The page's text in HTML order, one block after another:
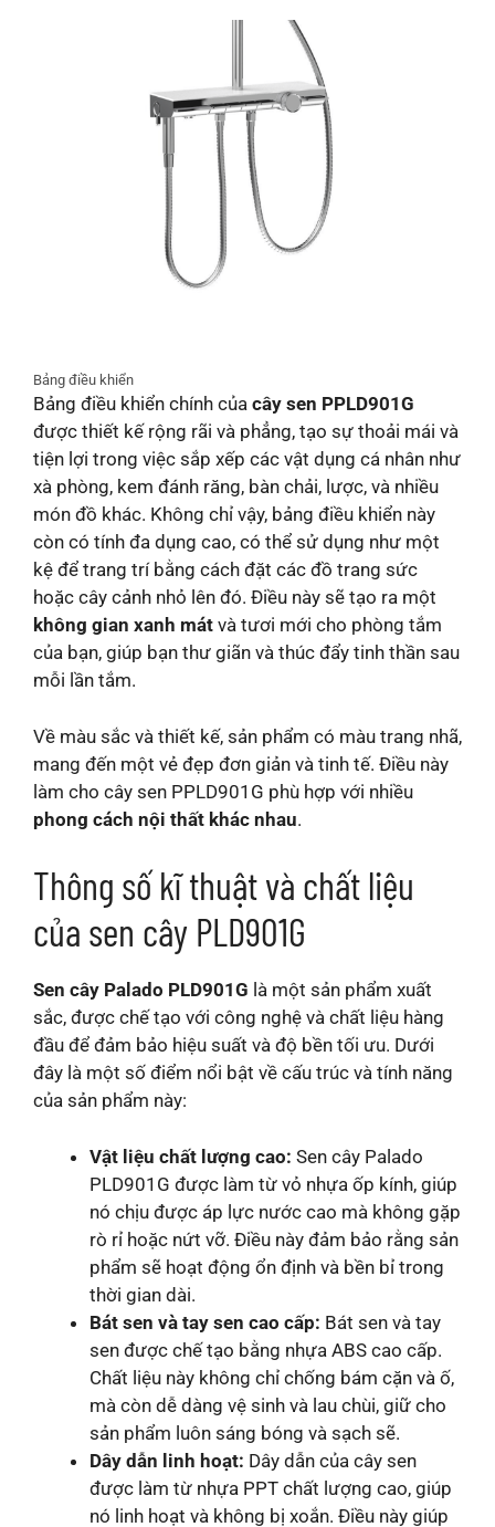
Bảng điều khiển
Bảng điều khiển chính của cây sen PPLD901G
được thiết kế rộng rãi và phẳng, tạo sự thoải mái và
tiện lợi trong việc sắp xếp các vật dụng cá nhân như
xà phòng, kem đánh răng, bàn chải, lược, và nhiều
món đồ khác. Không chỉ vậy, bảng điều khiển này
còn có tính đa dụng cao, có thể sử dụng như một
kệ để trang trí bằng cách đặt các đồ trang sức
hoặc cây cảnh nhỏ lên đó. Điều này sẽ tạo ra một
không gian xanh mát và tươi mới cho phòng tắm
của bạn, giúp bạn thư giãn và thúc đẩy tinh thần sau
mỗi lần tắm.
Về màu sắc và thiết kế, sản phẩm có màu trang nhã,
mang đến một vẻ đẹp đơn giản và tinh tế. Điều này
làm cho cây sen PPLD901G phù hợp với nhiều
phong cách nội thất khác nhau.
Thông số kĩ thuật và chất liệu
của sen cây PLD901G
Sen cây Palado PLD901G là một sản phẩm xuất
sắc, được chế tạo với công nghệ và chất liệu hàng
đầu để đảm bảo hiệu suất và độ bền tối ưu. Dưới
đây là một số điểm nổi bật về cấu trúc và tính năng
của sản phẩm này:
Vật liệu chất lượng cao: Sen cây Palado
PLD901G được làm từ vỏ nhựa ốp kính, giúp
nó chịu được áp lực nước cao mà không gặp
rò rỉ hoặc nứt vỡ. Điều này đảm bảo rằng sản
phẩm sẽ hoạt động ổn định và bền bỉ trong
thời gian dài.
Bát sen và tay sen cao cấp: Bát sen và tay
sen được chế tạo bằng nhựa ABS cao cấp.
Chất liệu này không chỉ chống bám cặn và ố,
mà còn dễ dàng vệ sinh và lau chùi, giữ cho
sản phẩm luôn sáng bóng và sạch sẽ.
Dây dẫn linh hoạt: Dây dẫn của cây sen
được làm từ nhựa PPT chất lượng cao, giúp
nó linh hoạt và không bị xoắn. Điều này giúp